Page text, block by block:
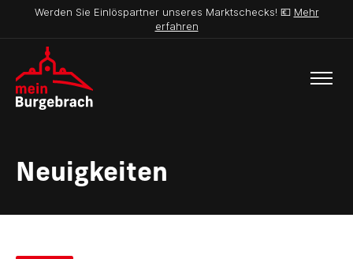
Werden Sie Einlöspartner unseres Marktschecks! 💶 Mehr
erfahren
Neuigkeiten